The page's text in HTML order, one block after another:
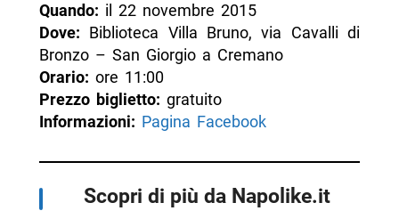
Quando: il 22 novembre 2015
Dove: Biblioteca Villa Bruno, via Cavalli di
Bronzo – San Giorgio a Cremano
Orario: ore 11:00
Prezzo biglietto: gratuito
Informazioni: Pagina Facebook
Scopri di più da Napolike.it